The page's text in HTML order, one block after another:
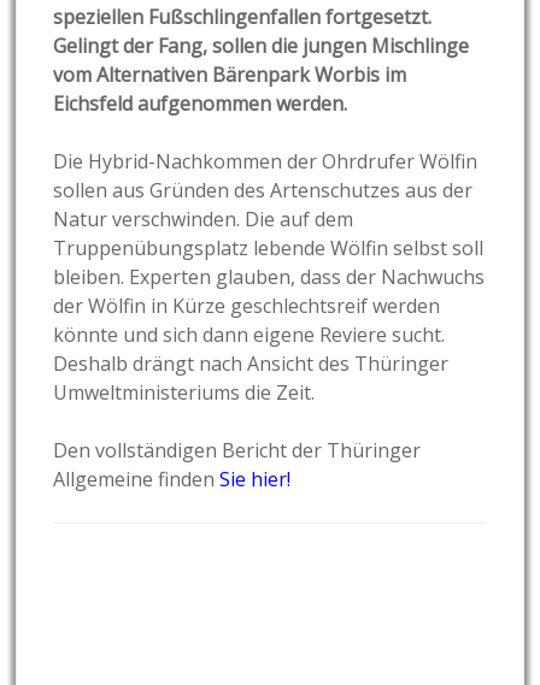
speziellen Fußschlingenfallen fortgesetzt.
Gelingt der Fang, sollen die jungen Mischlinge
vom Alternativen Bärenpark Worbis im
Eichsfeld aufgenommen werden.
Die Hybrid-Nachkommen der Ohrdrufer Wölfin
sollen aus Gründen des Artenschutzes aus der
Natur verschwinden. Die auf dem
Truppenübungsplatz lebende Wölfin selbst soll
bleiben. Experten glauben, dass der Nachwuchs
der Wölfin in Kürze geschlechtsreif werden
könnte und sich dann eigene Reviere sucht.
Deshalb drängt nach Ansicht des Thüringer
Umweltministeriums die Zeit.
Den vollständigen Bericht der Thüringer
Allgemeine findenSie hier!